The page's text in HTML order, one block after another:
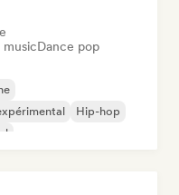
musicDance pop
Hip-hop